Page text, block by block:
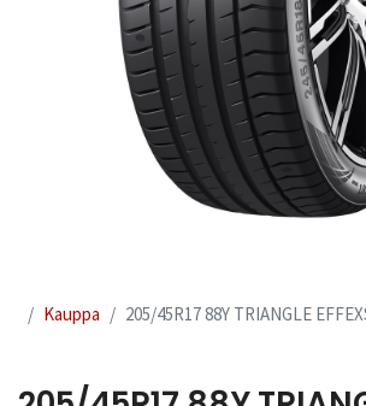
Kauppa 205/45R17 88Y TRIANGLE